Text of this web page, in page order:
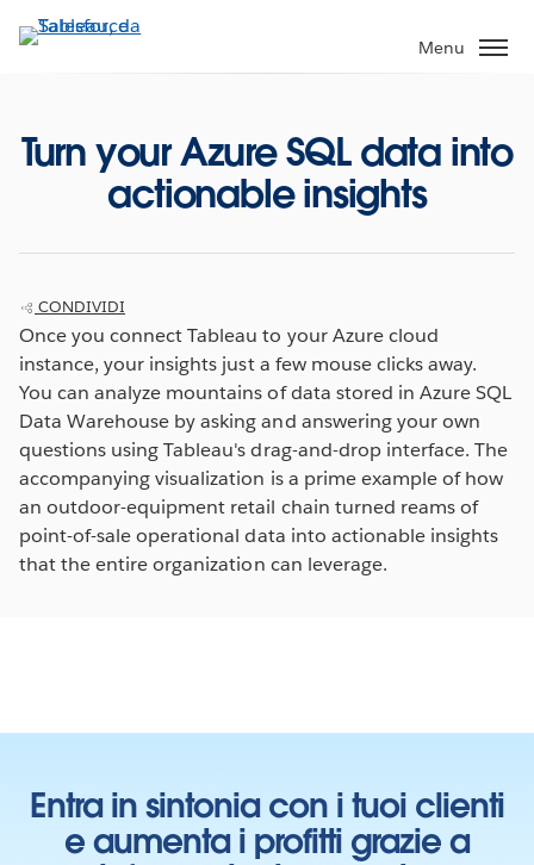
Passa
Menu
Turn your Azure SQL data into
actionable insights
CONDIVIDI
Once you connect Tableau to your Azure cloud
instance, your insights just a few mouse clicks away.
You can analyze mountains of data stored in Azure SQL
Data Warehouse by asking and answering your own
questions using Tableau's drag-and-drop interface. The
accompanying visualization is a prime example of how
an outdoor-equipment retail chain turned reams of
point-of-sale operational data into actionable insights
that the entire organization can leverage.
Entra in sintonia con i tuoi clienti
e aumenta i profitti grazie a